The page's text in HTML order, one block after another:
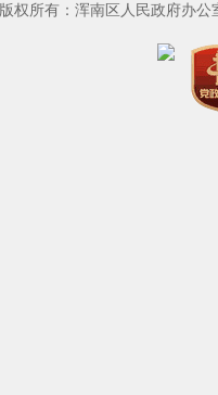
版权所有：浑南区人民政府办